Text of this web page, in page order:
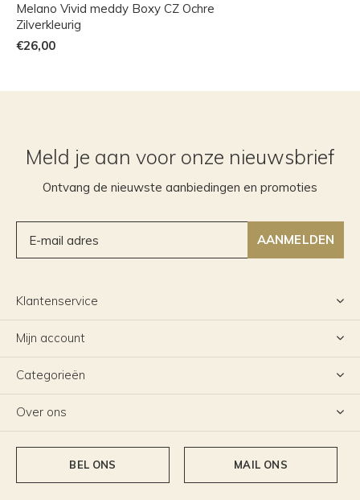
Melano Vivid meddy Boxy CZ Ochre
Zilverkleurig
€26,00
Meld je aan voor onze nieuwsbrief
Ontvang de nieuwste aanbiedingen en promoties
AANMELDEN
Klantenservice
Mijn account
Categorieën
Over ons
BEL ONS MAIL ONS